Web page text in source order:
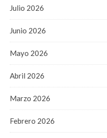
Julio 2026
Junio 2026
Mayo 2026
Abril 2026
Marzo 2026
Febrero 2026